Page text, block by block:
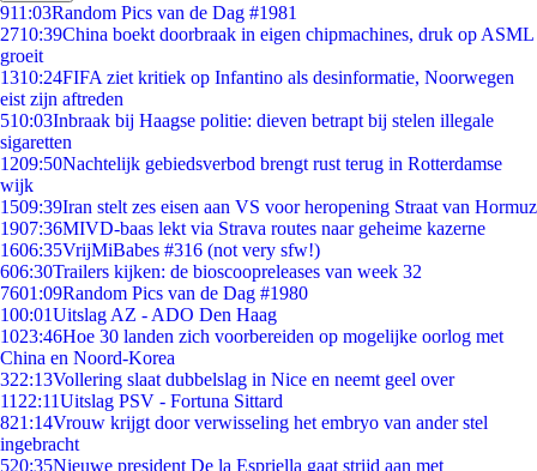
911:03Random Pics van de Dag #1981
2710:39China boekt doorbraak in eigen chipmachines, druk op ASML
groeit
1310:24FIFA ziet kritiek op Infantino als desinformatie, Noorwegen
eist zijn aftreden
510:03Inbraak bij Haagse politie: dieven betrapt bij stelen illegale
sigaretten
1209:50Nachtelijk gebiedsverbod brengt rust terug in Rotterdamse
wijk
1509:39Iran stelt zes eisen aan VS voor heropening Straat van Hormuz
1907:36MIVD-baas lekt via Strava routes naar geheime kazerne
1606:35VrijMiBabes #316 (not very sfw!)
606:30Trailers kijken: de bioscoopreleases van week 32
7601:09Random Pics van de Dag #1980
100:01Uitslag AZ - ADO Den Haag
1023:46Hoe 30 landen zich voorbereiden op mogelijke oorlog met
China en Noord-Korea
322:13Vollering slaat dubbelslag in Nice en neemt geel over
11 22:11Uitslag PSV - Fortuna Sittard
821:14Vrouw krijgt door verwisseling het embryo van ander stel
ingebracht
520:35Nieuwe president De la Espriella gaat strijd aan met